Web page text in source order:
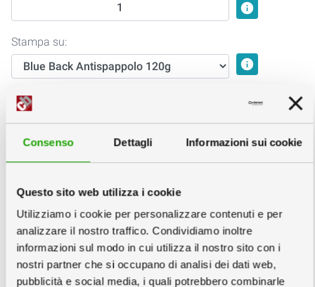
Consenso Dettagli Informazioni sui cookie
Questo sito web utilizza i cookie
Utilizziamo i cookie per personalizzare contenuti e per
analizzare il nostro traffico. Condividiamo inoltre
informazioni sul modo in cui utilizza il nostro sito con i
nostri partner che si occupano di analisi dei dati web,
pubblicità e social media, i quali potrebbero combinarle
info
Stampa su:
info
2 Scegli la quantità e la data info
Mercoledì
02
Settembre
216,00 €
Venerdì
04
Settembre
188,00 €
08
Settembre
179,00